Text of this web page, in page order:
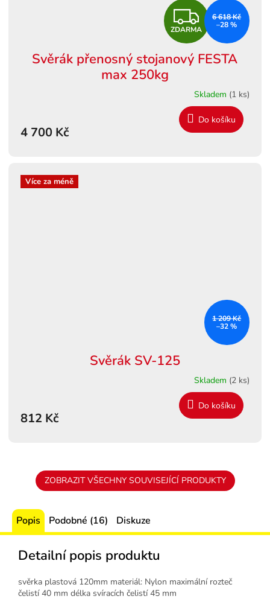
Z
D
A
R
M
ZDARMA
6 618 Kč
–28 %
Svěrák přenosný stojanový FESTA
max 250kg
Skladem (1 ks)
4 700 Kč
Do košíku
Více za méně
1 209 Kč
–32 %
Svěrák SV-125
Skladem (2 ks)
812 Kč
Do košíku
ZOBRAZIT VŠECHNY SOUVISEJÍCÍ PRODUKTY
Popis Podobné (16) Diskuze
Detailní popis produktu
svěrka plastová 120mm materiál: Nylon maximální rozteč
čelistí 40 mm délka svíracích čelistí 45 mm